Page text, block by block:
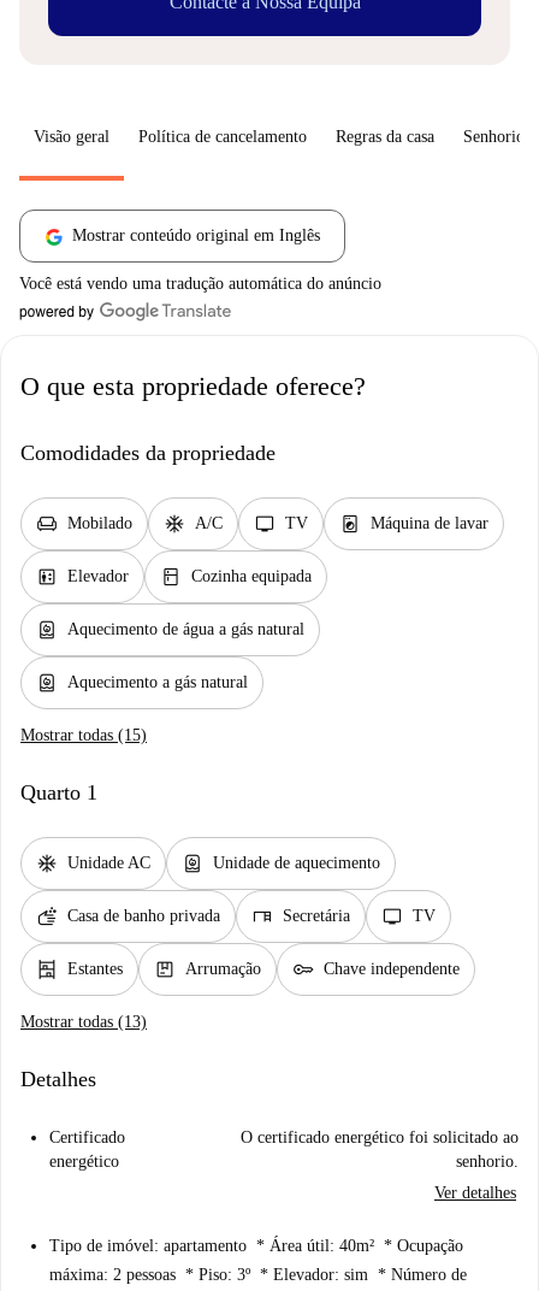
Visão geral Política de cancelamento Regras da casa Senhorio
Mostrar conteúdo original em Inglês
Você está vendo uma tradução automática do anúncio
O que esta propriedade oferece?
Comodidades da propriedade
chair Mobilado ac_unit A/C tv TV local_laundry_service Máquina de lavar
elevator Elevador kitchen Cozinha equipada
water_heater Aquecimento de água a gás natural
water_heater Aquecimento a gás natural
Mostrar todas (15)
Quarto 1
ac_unit Unidade AC water_heater Unidade de aquecimento
soap Casa de banho privada desk Secretária tv TV
shelves Estantes package Arrumação key Chave independente
Mostrar todas (13)
Detalhes
Certificado
energético
O certificado energético foi solicitado ao
senhorio.
Ver detalhes
Tipo de imóvel: apartamento * Área útil: 40m² * Ocupação
máxima: 2 pessoas * Piso: 3º * Elevador: sim * Número de